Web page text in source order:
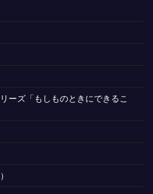
ーズ「もしものときにできるこ